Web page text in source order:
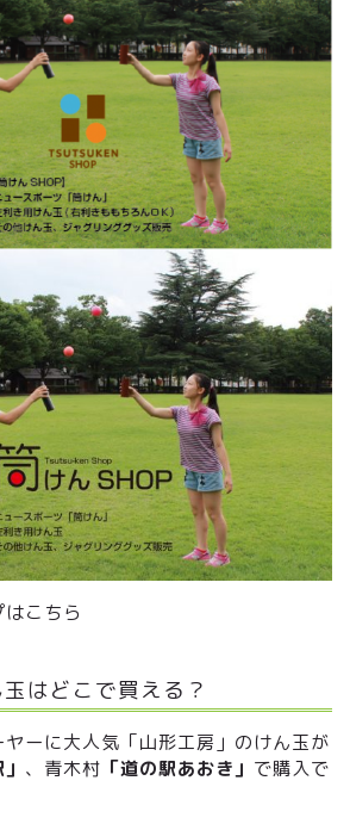
こちら
はどこで買える？
ーに大人気「山形工房」のけん玉が
、青木村 「道の駅あおき」 で購入で